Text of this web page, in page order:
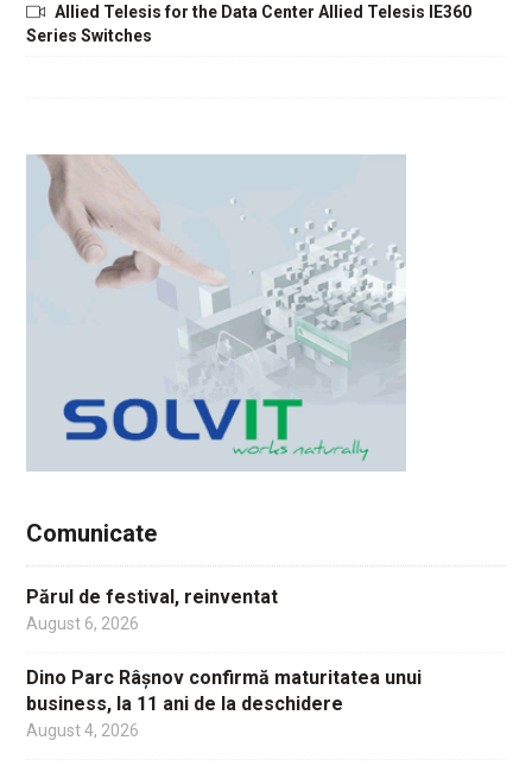
Allied Telesis for the Data Center Allied Telesis IE360
Series Switches
Comunicate
Părul de festival, reinventat
August 6, 2026
Dino Parc Râșnov confirmă maturitatea unui
business, la 11 ani de la deschidere
August 4, 2026